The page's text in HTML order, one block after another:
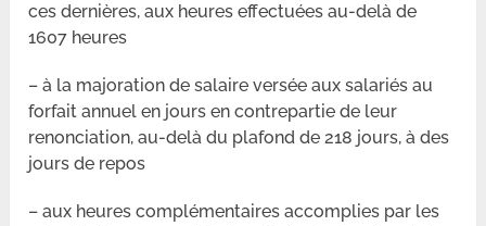
ces dernières, aux heures effectuées au-delà de
1607 heures
– à la majoration de salaire versée aux salariés au
forfait annuel en jours en contrepartie de leur
renonciation, au-delà du plafond de 218 jours, à des
jours de repos
– aux heures complémentaires accomplies par les